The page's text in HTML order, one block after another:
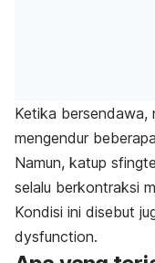
Ketika bersendawa,
mengendur
Namun, katup
selalu berkontraksi
Kondisi ini disebut
dysfunction.